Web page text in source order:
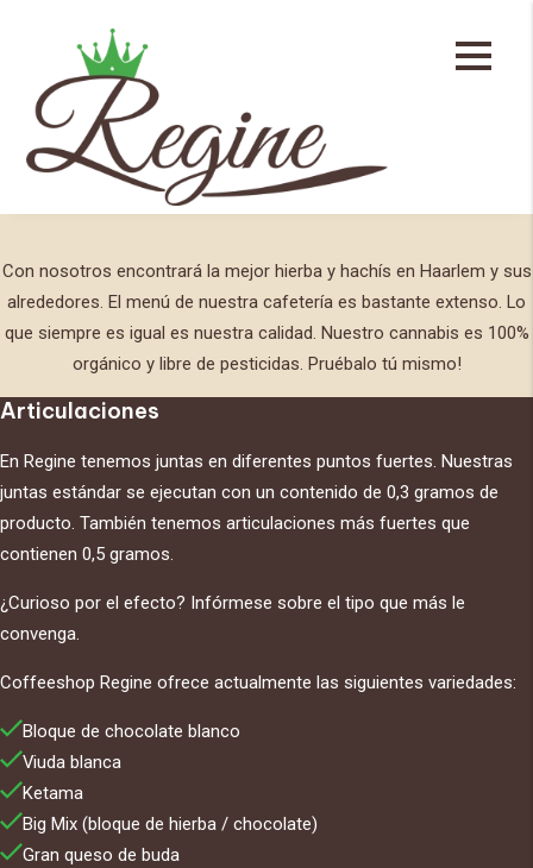
Menú de la cafetería
Articulaciones
Nuestros productos
Con nosotros encontrará la mejor hierba y hachís en Haarlem y sus
alrededores. El menú de nuestra cafetería es bastante extenso. Lo
que siempre es igual es nuestra calidad. Nuestro cannabis es 100%
orgánico y libre de pesticidas. Pruébalo tú mismo!
Articulaciones
En Regine tenemos juntas en diferentes puntos fuertes. Nuestras
juntas estándar se ejecutan con un contenido de 0,3 gramos de
producto. También tenemos articulaciones más fuertes que
contienen 0,5 gramos.
¿Curioso por el efecto? Infórmese sobre el tipo que más le
convenga.
Coffeeshop Regine ofrece actualmente las siguientes variedades:
Bloque de chocolate blanco
Viuda blanca
Ketama
Big Mix (bloque de hierba / chocolate)
Gran queso de buda